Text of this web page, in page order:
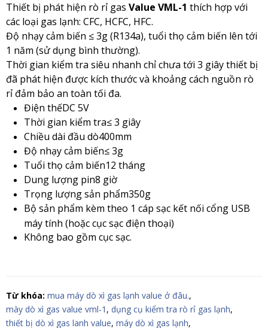
Thiết bị phát hiện rò rỉ gas Value VML-1 thích hợp với
các loại gas lạnh: CFC, HCFC, HFC.
Độ nhạy cảm biến ≤ 3g (R134a), tuổi thọ cảm biến lên tới
1 năm (sử dụng bình thường).
Thời gian kiểm tra siêu nhanh chỉ chưa tới 3 giây thiết bị
đã phát hiện được kích thước và khoảng cách nguồn rò
rỉ đảm bảo an toàn tối đa.
Điện thếDC 5V
Thời gian kiểm tra≤ 3 giây
Chiều dài đầu dò400mm
Độ nhạy cảm biến≤ 3g
Tuổi thọ cảm biến12 tháng
Dung lượng pin8 giờ
Trọng lượng sản phẩm350g
Bộ sản phẩm kèm theo 1 cáp sạc kết nối cổng USB
máy tính (hoặc cục sạc điện thoại)
Không bao gồm cục sạc.
Từ khóa: mua máy dò xì gas lạnh value ở đâu.,
mày dò xì gas value vml-1 , dụng cụ kiểm tra rò rỉ gas lạnh,
thiết bị dò xì gas lanh value, máy dò xì gas lạnh,